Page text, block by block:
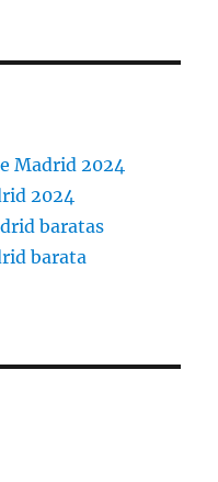
Madrid 2024
2024
baratas
barata